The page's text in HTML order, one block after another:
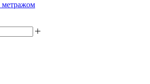
метражом